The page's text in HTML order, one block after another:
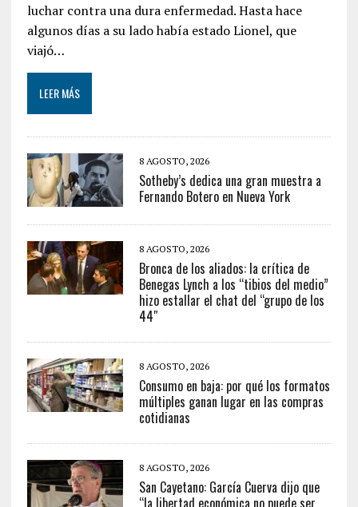
luchar contra una dura enfermedad. Hasta hace
algunos días a su lado había estado Lionel, que
viajó…
LEER MÁS
8 AGOSTO, 2026
Sotheby’s dedica una gran muestra a
Fernando Botero en Nueva York
8 AGOSTO, 2026
Bronca de los aliados: la crítica de
Benegas Lynch a los “tibios del medio”
hizo estallar el chat del “grupo de los
44″
8 AGOSTO, 2026
Consumo en baja: por qué los formatos
múltiples ganan lugar en las compras
cotidianas
8 AGOSTO, 2026
San Cayetano: García Cuerva dijo que
“la libertad económica no puede ser